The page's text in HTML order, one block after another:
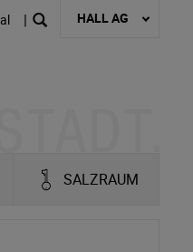
| HALL AG
SALZRAUM